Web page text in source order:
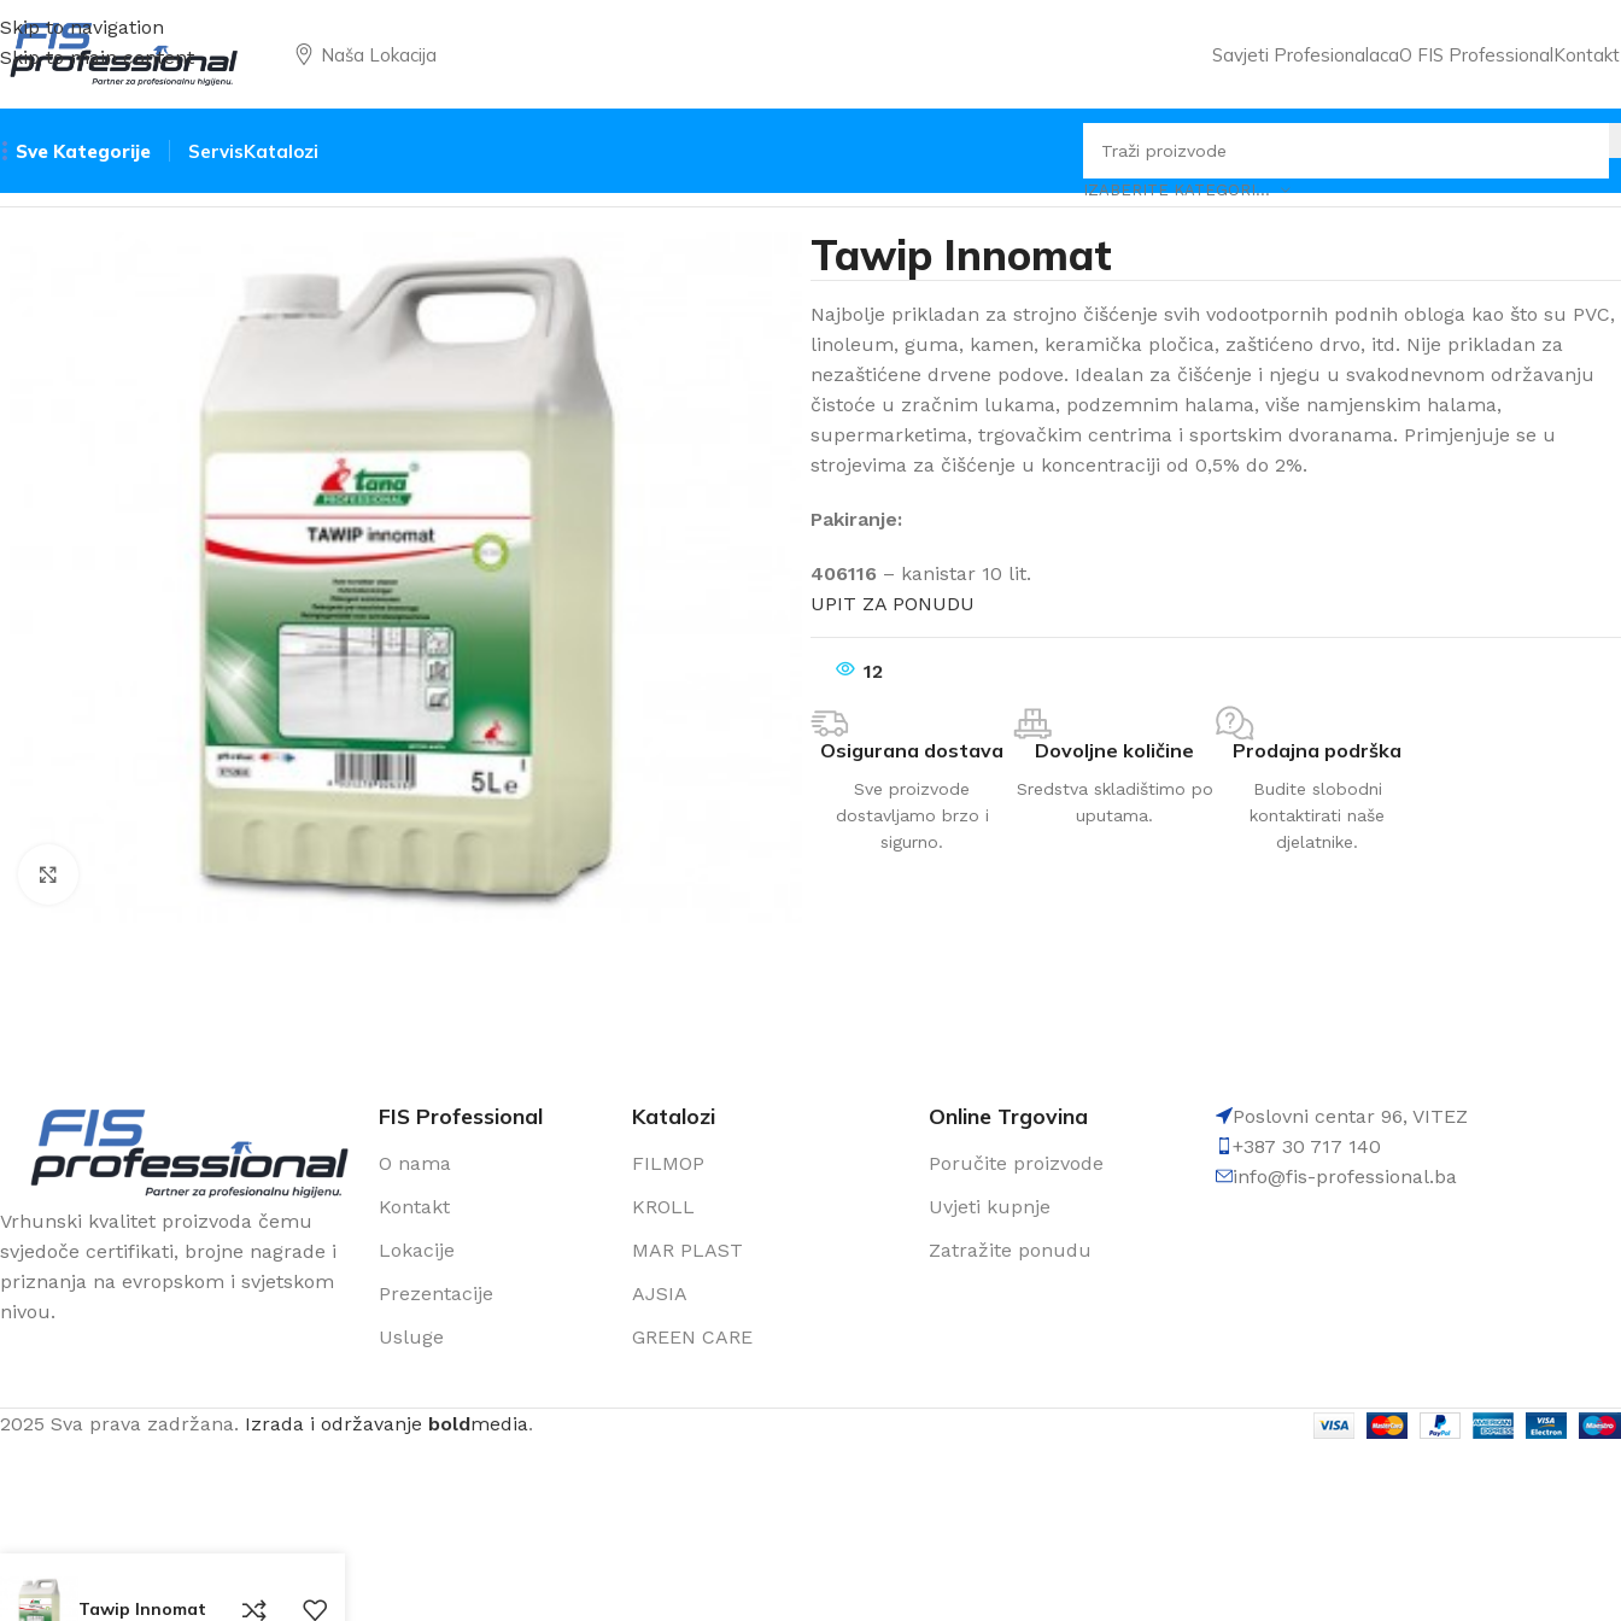
Skip to navigation
Skip to main content
Naša Lokacija Savjeti ProfesionalacaO FIS ProfessionalKontakt
Sve Kategorije ServisKatalozi
IZABERITE KATEGORIJU
Klikni za uvećanje
Tawip Innomat
Najbolje prikladan za strojno čišćenje svih vodootpornih podnih obloga kao što su PVC,
linoleum, guma, kamen, keramička pločica, zaštićeno drvo, itd. Nije prikladan za
nezaštićene drvene podove. Idealan za čišćenje i njegu u svakodnevnom održavanju
čistoće u zračnim lukama, podzemnim halama, više namjenskim halama,
supermarketima, trgovačkim centrima i sportskim dvoranama. Primjenjuje se u
strojevima za čišćenje u koncentraciji od 0,5% do 2%.
Pakiranje:
406116 – kanistar 10 lit.
UPIT ZA PONUDU
12
Osigurana dostava
Sve proizvode
dostavljamo brzo i
sigurno.
Dovoljne količine
Sredstva skladištimo po
uputama.
Prodajna podrška
Budite slobodni
kontaktirati naše
djelatnike.
Vrhunski kvalitet proizvoda čemu
svjedoče certifikati, brojne nagrade i
priznanja na evropskom i svjetskom
nivou.
FIS Professional
O nama
Kontakt
Lokacije
Prezentacije
Usluge
Katalozi
FILMOP
KROLL
MAR PLAST
AJSIA
GREEN CARE
Online Trgovina
Poručite proizvode
Uvjeti kupnje
Zatražite ponudu
Poslovni centar 96, VITEZ
+387 30 717 140
info@fis-professional.ba
2025 Sva prava zadržana. Izrada i održavanje boldmedia.
Tawip Innomat